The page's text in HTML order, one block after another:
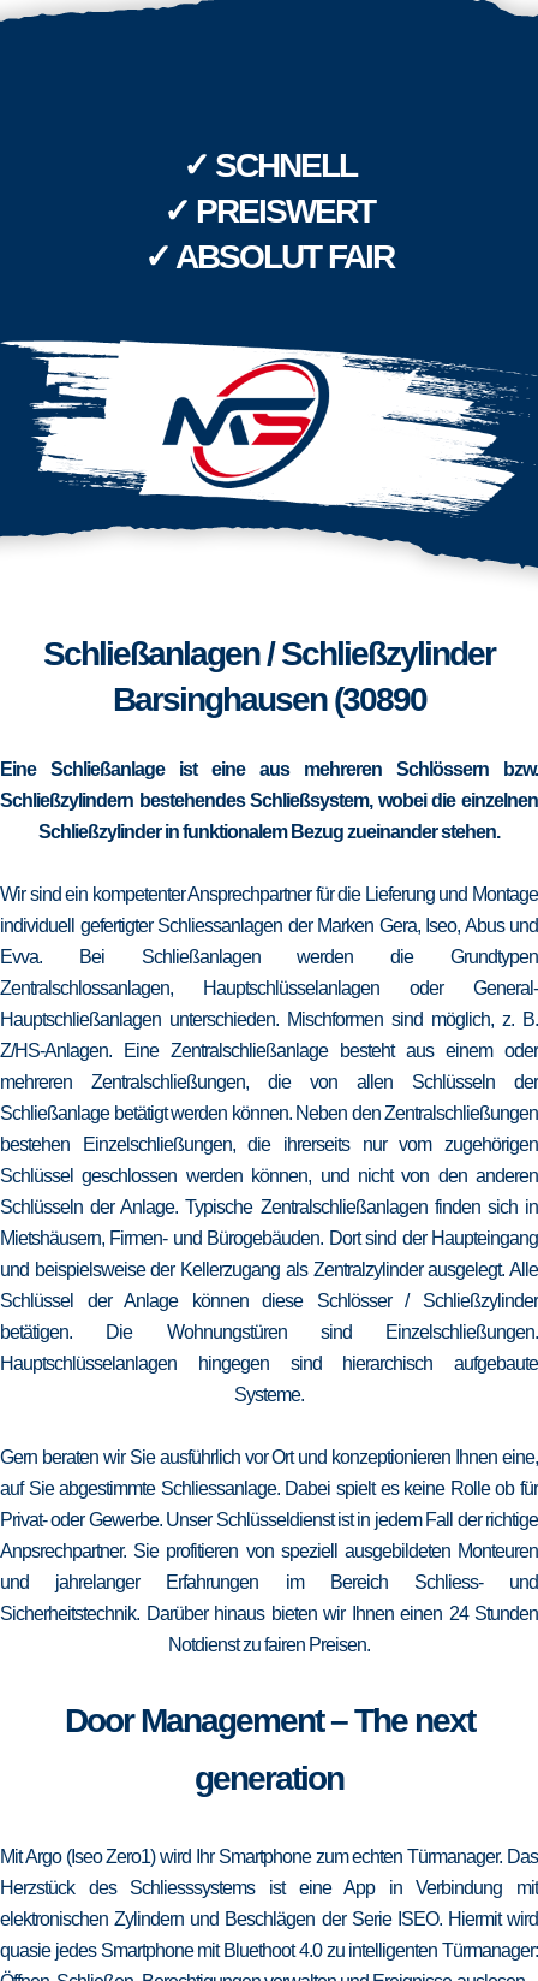
✓ SCHNELL
✓ PREISWERT
✓ ABSOLUT FAIR
Schließanlagen / Schließzylinder
Barsinghausen (30890
Eine Schließanlage ist eine aus mehreren Schlössern bzw.
Schließzylindern bestehendes Schließsystem, wobei die einzelnen
Schließzylinder in funktionalem Bezug zueinander stehen.
Wir sind ein kompetenter Ansprechpartner für die Lieferung und Montage
individuell gefertigter Schliessanlagen der Marken Gera, Iseo, Abus und
Evva. Bei Schließanlagen werden die Grundtypen
Zentralschlossanlagen, Hauptschlüsselanlagen oder General-
Hauptschließanlagen unterschieden. Mischformen sind möglich, z. B.
Z/HS-Anlagen. Eine Zentralschließanlage besteht aus einem oder
mehreren Zentralschließungen, die von allen Schlüsseln der
Schließanlage betätigt werden können. Neben den Zentralschließungen
bestehen Einzelschließungen, die ihrerseits nur vom zugehörigen
Schlüssel geschlossen werden können, und nicht von den anderen
Schlüsseln der Anlage. Typische Zentralschließanlagen finden sich in
Mietshäusern, Firmen- und Bürogebäuden. Dort sind der Haupteingang
und beispielsweise der Kellerzugang als Zentralzylinder ausgelegt. Alle
Schlüssel der Anlage können diese Schlösser / Schließzylinder
betätigen. Die Wohnungstüren sind Einzelschließungen.
Hauptschlüsselanlagen hingegen sind hierarchisch aufgebaute
Systeme.
Gern beraten wir Sie ausführlich vor Ort und konzeptionieren Ihnen eine,
auf Sie abgestimmte Schliessanlage. Dabei spielt es keine Rolle ob für
Privat- oder Gewerbe. Unser Schlüsseldienst ist in jedem Fall der richtige
Anpsrechpartner. Sie profitieren von speziell ausgebildeten Monteuren
und jahrelanger Erfahrungen im Bereich Schliess- und
Sicherheitstechnik. Darüber hinaus bieten wir Ihnen einen 24 Stunden
Notdienst zu fairen Preisen.
Door Management – The next
generation
Mit Argo (Iseo Zero1) wird Ihr Smartphone zum echten Türmanager. Das
Herzstück des Schliesssystems ist eine App in Verbindung mit
elektronischen Zylindern und Beschlägen der Serie ISEO. Hiermit wird
quasie jedes Smartphone mit Bluethoot 4.0 zu intelligenten Türmanager: